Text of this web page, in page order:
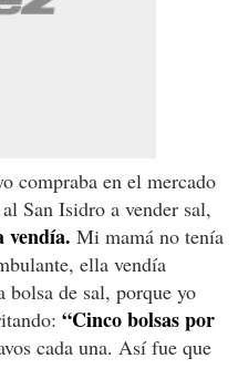
compraba en el mercado
San Isidro a vender sal,
vendía. Mi mamá no tenía
ella vendía
bolsa de sal, porque yo
“Cinco bolsas por
cada una. Así fue que